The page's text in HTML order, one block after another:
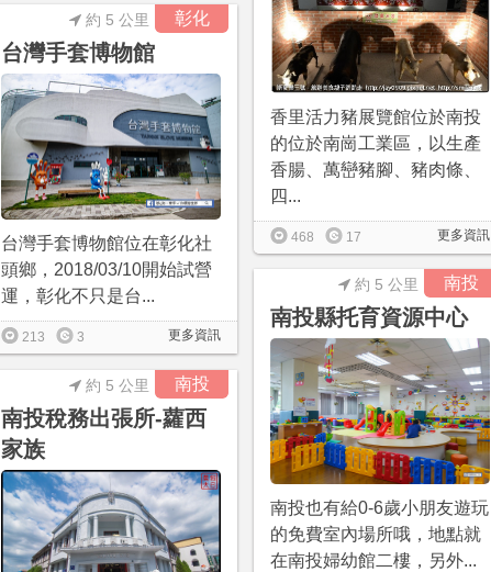
香里活力豬展覽館位於南投
的位於南崗工業區，以生產
香腸、萬巒豬腳、豬肉條、
四...
更多資訊
468 17
彰化
台灣手套博物館
約 5 公里
台灣手套博物館位在彰化社
頭鄉，2018/03/10開始試營
運，彰化不只是台...
更多資訊
213 3
南投
南投縣托育資源中心
約 5 公里
南投也有給0-6歲小朋友遊玩
的免費室內場所哦，地點就
在南投婦幼館二樓，另外...
南投
南投稅務出張所-蘿西
家族
約 5 公里